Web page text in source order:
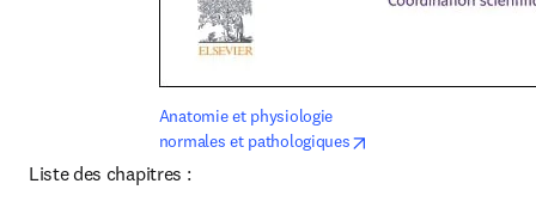
Anatomie et physiologie
normales et pathologiques
Liste des chapitres :